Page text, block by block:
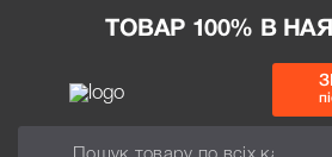
ТОВАР 100% В